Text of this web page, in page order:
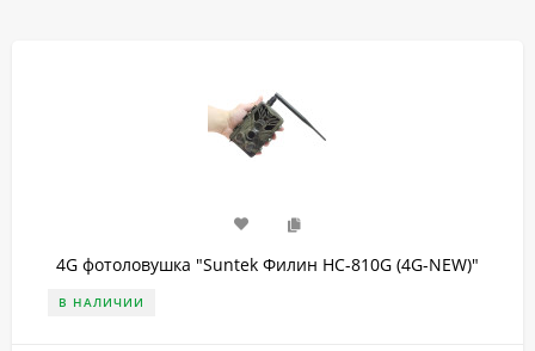
4G фотоловушка "Suntek Филин HC-810G (4G-NEW)"
В НАЛИЧИИ